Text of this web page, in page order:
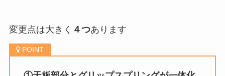
変更点は大きく ４つあります